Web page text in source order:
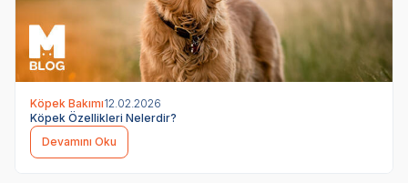
Köpek Bakımı12.02.2026
Köpek Özellikleri Nelerdir?
Devamını Oku